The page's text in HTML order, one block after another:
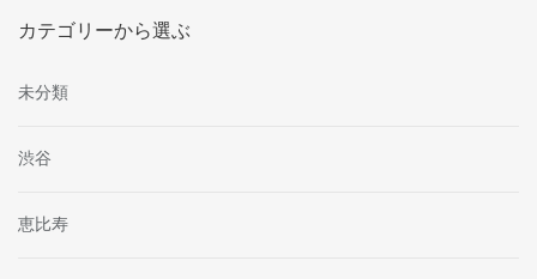
カテゴリーから選ぶ
未分類
渋谷
恵比寿